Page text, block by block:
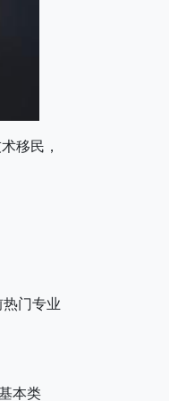
移民，
门专业
本类